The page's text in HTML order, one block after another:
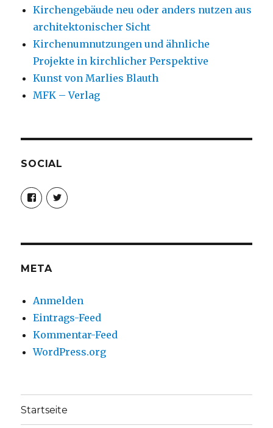
Kirchengebäude neu oder anders nutzen aus
architektonischer Sicht
Kirchenumnutzungen und ähnliche
Projekte in kirchlicher Perspektive
Kunst von Marlies Blauth
MFK – Verlag
SOCIAL
Profil
von
christoph.fleischer1
anzeigen
Profil
von
anzeigen
META
Anmelden
Eintrags-Feed
Kommentar-Feed
WordPress.org
Startseite